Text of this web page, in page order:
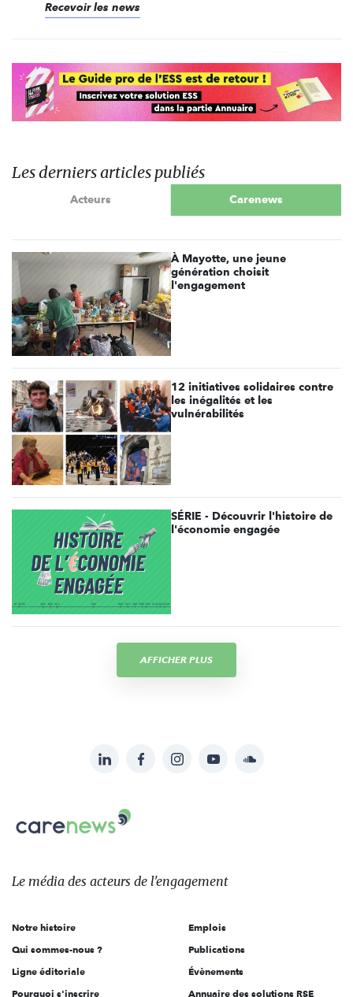
Recevoir les news
Les derniers articles publiés
Acteurs Carenews
À Mayotte, une jeune
génération choisit
l'engagement
12 initiatives solidaires contre
les inégalités et les
vulnérabilités
SÉRIE - Découvrir l'histoire de
l'économie engagée
AFFICHER PLUS
sur:
LinkedInFacebookInstagramYouTubeSoundcloud
Carenews,
Le
des
l'engagement
Le média des acteurs de l'engagement
Notre histoire
Qui sommes-nous ?
Ligne éditoriale
Pourquoi s'inscrire
Emplois
Publications
Évènements
Annuaire des solutions RSE